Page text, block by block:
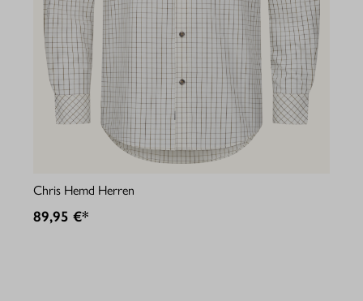
Chris Hemd Herren
89,95 €*